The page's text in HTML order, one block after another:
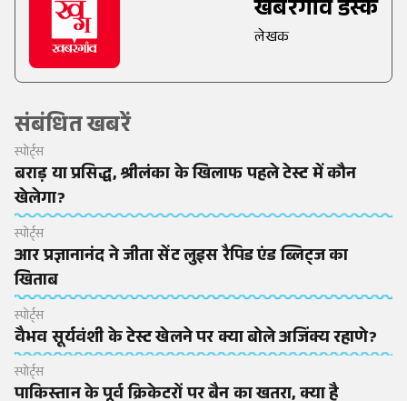
खबरगांव डेस्क
लेखक
संबंधित खबरें
स्पोर्ट्स
बराड़ या प्रसिद्ध, श्रीलंका के खिलाफ पहले टेस्ट में कौन
खेलेगा?
स्पोर्ट्स
आर प्रज्ञानानंद ने जीता सेंट लुइस रैपिड एंड ब्लिट्ज का
खिताब
स्पोर्ट्स
वैभव सूर्यवंशी के टेस्ट खेलने पर क्या बोले अजिंक्य रहाणे?
स्पोर्ट्स